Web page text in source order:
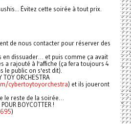
Évitez cette soirée à tout prix.
de nous contacter pour réserver des
en dissuader… et puis comme ça avait
a rajouté à l'affiche (ça fera toujours 4
le public on s'est dit).
ORCHESTRA
cybertoytoyorchestra) et ils joueront
le reste de la soirée…
BOYCOTTER !
)